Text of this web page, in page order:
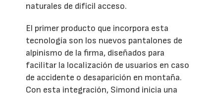
naturales de difícil acceso.
El primer producto que incorpora esta
tecnología son los nuevos pantalones de
alpinismo de la firma, diseñados para
facilitar la localización de usuarios en caso
de accidente o desaparición en montaña.
Con esta integración, Simond inicia una